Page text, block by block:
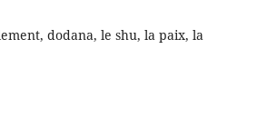
dodana, le shu, la paix, la